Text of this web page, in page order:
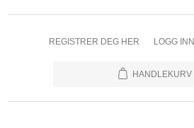
REGISTRER DEG HER LOGG INN
HANDLEKURV